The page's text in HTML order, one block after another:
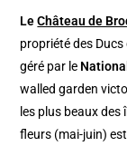
LeChâteau de
propriété des
géré par le
walled garden
les plus beaux
fleurs (mai-juin)